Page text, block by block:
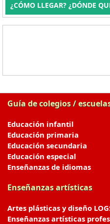
¿CÓMO LLEGAR? ¿DÓNDE
Guía de colegios /
Educación infantil
Educación primaria
Educación secundaria
Educación especial
Enseñanzas de idiomas
Enseñanzas artísticas
Artes plásticas y diseño
Enseñanzas artísticas